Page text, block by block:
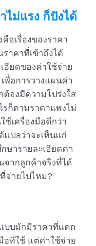
ไม่แรง ก็ปังได้
อเรื่องของราคา
าคาที่เข้าถึงได้
อียดของค่าใช้จ่าย
พื่อการวางแผนค่า
องมีความโปร่งใส
ก็ตามราคาแพงไม่
ช้เครื่องมือดีกว่า
แปลว่าจะเห็นแก่
ษารายละเอียดค่า
จากลูกค้าจริงที่ได้
จ่ายไปไหม?
บบมักมีราคาที่แตก
อที่ใช้ แต่ค่าใช้จ่าย